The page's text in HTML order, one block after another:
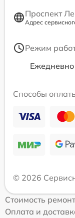
Проспект
Адрес
Режим
Способы
© 2026
Стоимость
Оплата и